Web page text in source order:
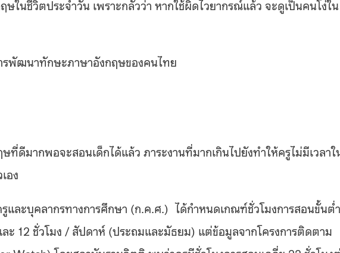
ในชีวิตประจำวัน เพราะกลัวว่า หากใช้ผิดไวยากรณ์แล้ว จะดูเป็นคนโง่ใน
พัฒนาทักษะภาษาอังกฤษของคนไทย
ดีมากพอจะสอนเด็กได้แล้ว ภาระงานที่มากเกินไปยังทำให้ครูไม่มีเวลาใ
อง
รูและบุคลากรทางการศึกษา (ก.ค.ศ.) ได้กำหนดเกณฑ์ชั่วโมงการสอนขั้นต่ำ
ะ 12 ชั่วโมง / สัปดาห์ (ประถมและมัธยม) แต่ข้อมูลจากโครงการติดตาม